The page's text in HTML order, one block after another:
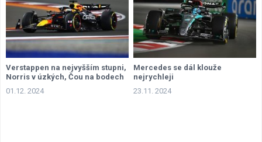
Verstappen na nejvyšším stupni,
Norris v úzkých, Čou na bodech
01.12. 2024
Mercedes se dál klouže
nejrychleji
23.11. 2024